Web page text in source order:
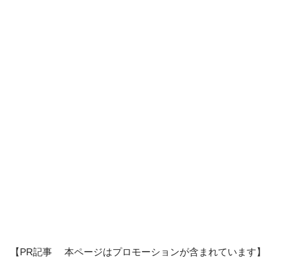
【PR記事 本ページはプロモーションが含まれています】